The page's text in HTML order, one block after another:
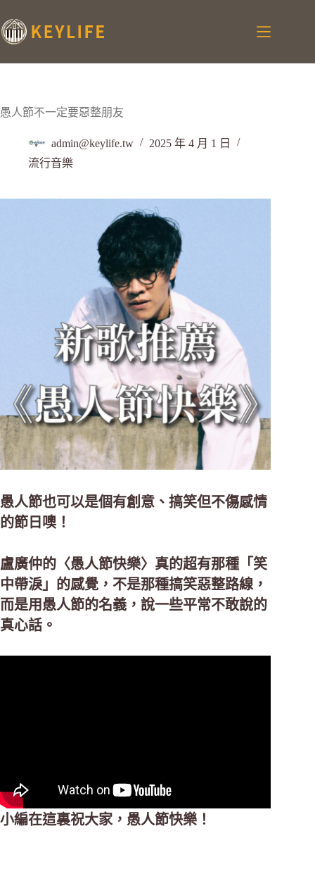
愚人節不一定要惡整朋友
admin@keylife.tw
2025 年 4 月 1 日
流行音樂
愚人節也可以是個有創意、搞笑但不傷感情
的節日噢！
盧廣仲的〈愚人節快樂〉真的超有那種「笑
中帶淚」的感覺，不是那種搞笑惡整路線，
而是用愚人節的名義，說一些平常不敢說的
真心話。
小編在這裏祝大家，愚人節快樂！